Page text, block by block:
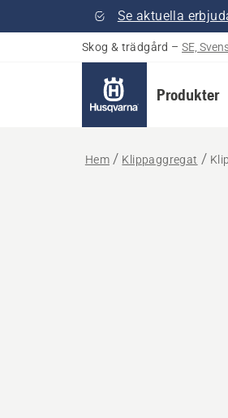
Se aktuella
Skog & trädgård – SE,
Produkter
Hem Klippaggregat